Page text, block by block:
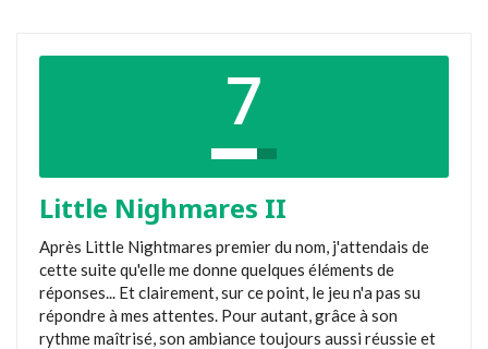
7
Little Nighmares II
Après Little Nightmares premier du nom, j'attendais de
cette suite qu'elle me donne quelques éléments de
réponses... Et clairement, sur ce point, le jeu n'a pas su
répondre à mes attentes. Pour autant, grâce à son
rythme maîtrisé, son ambiance toujours aussi réussie et